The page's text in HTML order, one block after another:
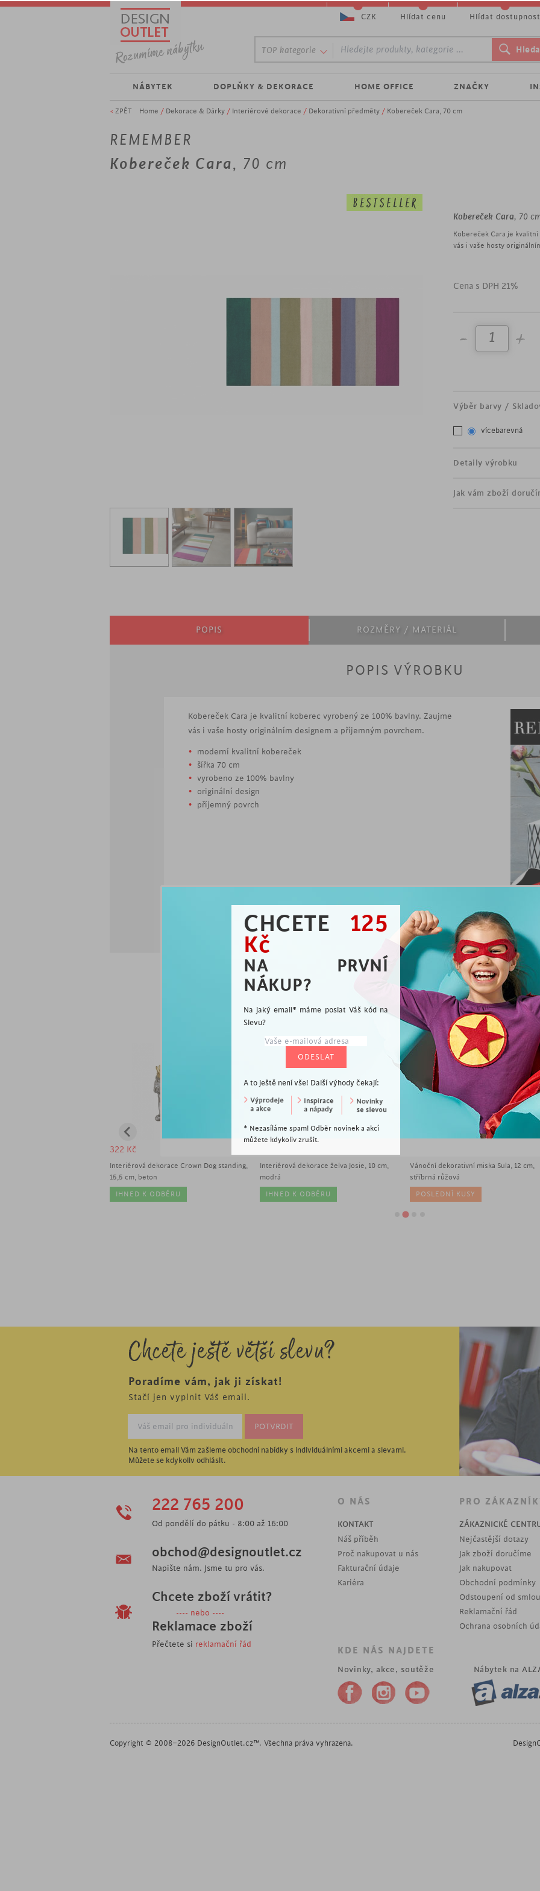
CHCETE
125
Kč
NA PRVNÍ
NÁKUP?
Na jaký email* máme poslat Váš kód na
Slevu?
A to ještě není vše! Další výhody čekají:
* Nezasíláme spam! Odběr novinek a akcí
můžete kdykoliv zrušit.
< ZPĚT Home / Dekorace & Dárky / Interiérové dekorace / Dekorativní předměty / Kobereček Cara, 70 cm
REMEMBER
Kobereček Cara, 70 cm
Kobereček Cara, 70
Kobereček Cara je
vás i vaše hosty
originální design
Cena s DPH 21%
Výběr barvy /
vícebarevná
Detaily výrobku
Jak vám zboží
POPIS ROZMĚRY / MATERIÁL
POPIS VÝROBKU
Kobereček Cara je kvalitní koberec vyrobený ze 100% bavlny. Zaujme
vás i vaše hosty originálním designem a příjemným povrchem.
moderní kvalitní kobereček
šířka 70 cm
vyrobeno ze 100% bavlny
originální design
příjemný povrch
Vybíráme pro Vás
jsme rádi, že jste se přidali k milovníkům dobrého
322 Kč
Interiérová dekorace Crown Dog standing,
15,5 cm, beton
IHNED K ODBĚRU
Interiérová dekorace želva Josie, 10 cm,
modrá
IHNED K ODBĚRU
Vánoční dekorativní miska Sula, 12 cm,
stříbrná růžová
POSLEDNÍ KUSY
TOP kategorie
NÁBYTEK DOPLŇKY & DEKORACE HOME OFFICE ZNAČKY
CZK Hlídat cenu Hlídat dostupnost
Chcete ještě větší slevu?
Poradíme vám, jak ji získat!
Stačí jen vyplnit Váš email.
Na tento email Vám zašleme obchodní nabídky s individuálními akcemi a slevami.
Můžete se kdykoliv odhlásit.
222 765 200
Od pondělí do pátku - 8:00 až 16:00
obchod@designoutlet.cz
Napište nám. Jsme tu pro vás.
Chcete zboží vrátit?
---- nebo ----
Reklamace zboží
Přečtete si reklamační řád
O NÁS
KONTAKT
Náš příběh
Proč nakupovat u nás
Fakturační údaje
Kariéra
PRO
ZÁKAZNICKÉ
Nejčastější dotazy
Jak zboží doručíme
Jak nakupovat
Obchodní podmínky
Odstoupení od
Reklamační řád
Ochrana osobních
KDE NÁS NAJDETE
Novinky, akce, soutěže Nábytek na
Copyright © 2008–2026 DesignOutlet.cz™. Všechna práva vyhrazena.